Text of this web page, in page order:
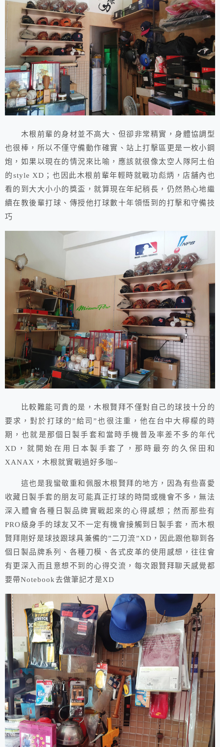
木根前輩的身材並不高大、但卻非常精實，身體協調型
也很棒，所以不僅守備動作確實、站上打擊區更是一枚小鋼
炮，如果以現在的情況來比喻，應該就很像太空人隊阿土伯
的style XD；也因此木根前輩年輕時就戰功彪炳，店舖內也
看的到大大小小的獎盃，就算現在年紀稍長，仍然熱心地繼
續在教後輩打球、傳授他打球數十年領悟到的打擊和守備技
巧
比較難能可貴的是，木根賢拜不僅對自己的球技十分的
要求，對於打球的”給司”也很注重，他在台中大檸檬的時
期，也就是那個日製手套和當時手機普及率差不多的年代
XD，就開始在用日本製手套了，那時最夯的久保田和
XANAX，木根就實戰過好多咖~
這也是我蠻敬重和佩服木根賢拜的地方，因為有些喜愛
收藏日製手套的朋友可能真正打球的時間或機會不多，無法
深入體會各種日製品牌實戰起來的心得感想；然而那些有
PRO級身手的球友又不一定有機會接觸到日製手套，而木根
賢拜剛好是球技跟球具兼備的”二刀流”XD，因此跟他聊到各
個日製品牌系列、各種刀模、各式皮革的使用感想，往往會
有更深入而且意想不到的心得交流，每次跟賢拜聊天感覺都
要帶Notebook去做筆記才是XD